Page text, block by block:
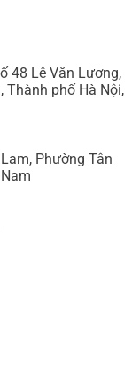
48 Lê Văn Lương,
Thành phố Hà Nội,
Phường Tân